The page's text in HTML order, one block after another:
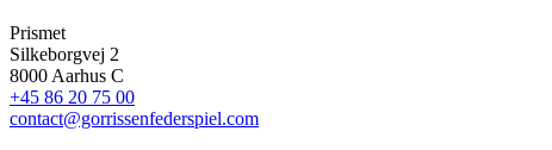
Prismet
Silkeborgvej 2
8000 Aarhus C
+45 86 20 75 00
contact@gorrissenfederspiel.com